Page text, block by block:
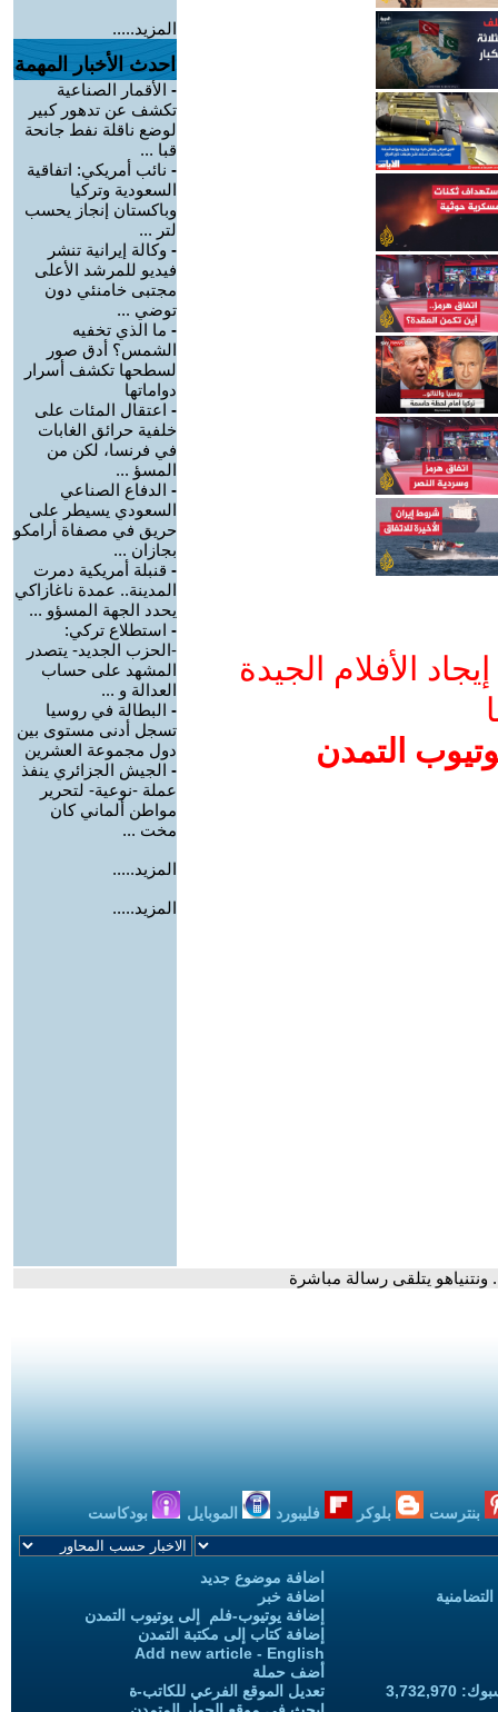
الأفلام الجيدة
التمدن
المزيد.....
احدث الأخبار المهمة
- الأقمار الصناعية
تكشف عن تدهور كبير
لوضع ناقلة نفط جانحة
قبا ...
- نائب أمريكي: اتفاقية
السعودية وتركيا
وباكستان إنجاز يحسب
لتر ...
- وكالة إيرانية تنشر
فيديو للمرشد الأعلى
مجتبى خامنئي دون
توضي ...
- ما الذي تخفيه
الشمس؟ أدق صور
لسطحها تكشف أسرار
دواماتها
- اعتقال المئات على
خلفية حرائق الغابات
في فرنسا، لكن من
المسؤ ...
- الدفاع الصناعي
السعودي يسيطر على
حريق في مصفاة أرامكو
بجازان ...
- قنبلة أمريكية دمرت
المدينة.. عمدة ناغازاكي
يحدد الجهة المسؤو ...
- استطلاع تركي:
-الحزب الجديد- يتصدر
المشهد على حساب
العدالة و ...
- البطالة في روسيا
تسجل أدنى مستوى بين
دول مجموعة العشرين
- الجيش الجزائري ينفذ
عملة -نوعية- لتحرير
مواطن ألماني كان
مخت ...
المزيد.....
المزيد.....
يتلقى رسالة مباشرة
بنترست بلوكر فليبورد الموبايل بودكاست
اضافة موضوع جديد
اضافة خبر
إضافة يوتيوب-فلم إلى يوتيوب التمدن
إضافة كتاب إلى مكتبة التمدن
Add new article - English
أضف حملة
تعديل الموقع الفرعي للكاتب-ة